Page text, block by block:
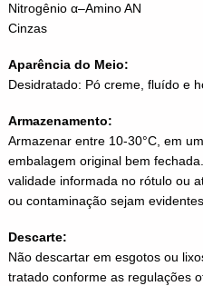
Nitrogênio α–Amino AN
Cinzas
Aparência do Meio:
Desidratado: Pó creme, fluído e
Armazenamento:
Armazenar entre 10-30°C, em
embalagem original bem
validade informada no rótulo ou
ou contaminação sejam
Descarte:
Não descartar em esgotos ou
tratado conforme as regulações